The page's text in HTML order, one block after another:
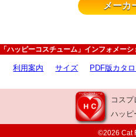
メーカ
「ハッピーコスチューム」インフォメーシ
利用案内 サイズ PDF版カタ
コスプ
ハッピ
©2026 Cat